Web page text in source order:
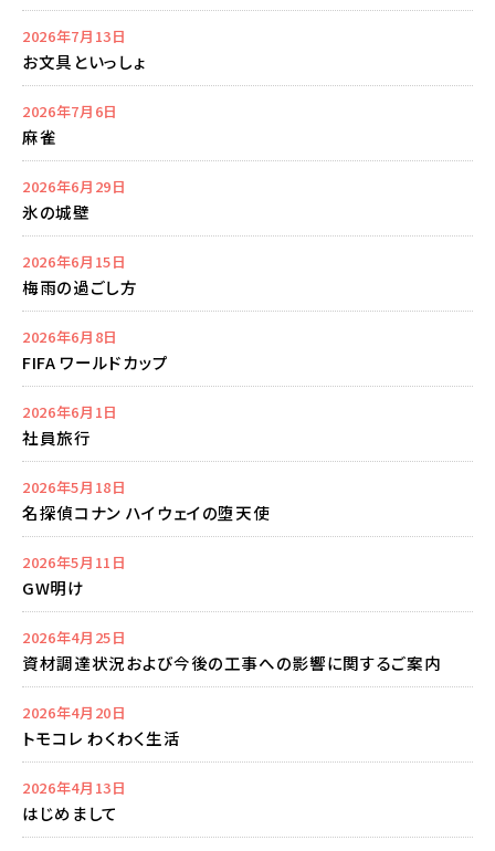
2026年7月13日
お文具といっしょ
2026年7月6日
麻雀
2026年6月29日
氷の城壁
2026年6月15日
梅雨の過ごし方
2026年6月8日
FIFA ワールドカップ
2026年6月1日
社員旅行
2026年5月18日
名探偵コナン ハイウェイの堕天使
2026年5月11日
GW明け
2026年4月25日
資材調達状況および今後の工事への影響に関するご案内
2026年4月20日
トモコレ わくわく生活
2026年4月13日
はじめまして